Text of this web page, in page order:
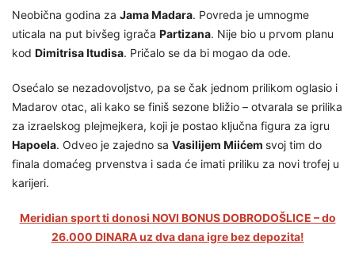
Neobična godina za Jama Madara. Povreda je umnogme
uticala na put bivšeg igrača Partizana. Nije bio u prvom planu
kod Dimitrisa Itudisa. Pričalo se da bi mogao da ode.
Osećalo se nezadovoljstvo, pa se čak jednom prilikom oglasio i
Madarov otac, ali kako se finiš sezone bližio – otvarala se prilika
za izraelskog plejmejkera, koji je postao ključna figura za igru
Hapoela. Odveo je zajedno sa Vasilijem Miićem svoj tim do
finala domaćeg prvenstva i sada će imati priliku za novi trofej u
karijeri.
Meridian sport ti donosi NOVI BONUS DOBRODOŠLICE – do
26.000 DINARA uz dva dana igre bez depozita!